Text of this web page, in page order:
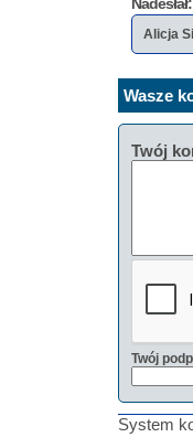
Alicja
Wasze
Twój
Twój
System